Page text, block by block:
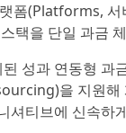
폼(Platforms,
택을 단일 과금
성과 연동형
을 지원
셔티브에 신속하